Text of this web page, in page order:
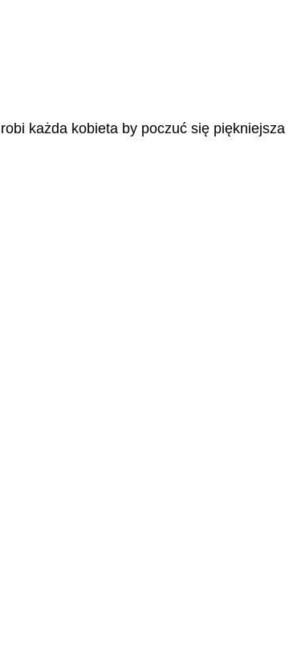
każda kobieta by poczuć się piękniejsza